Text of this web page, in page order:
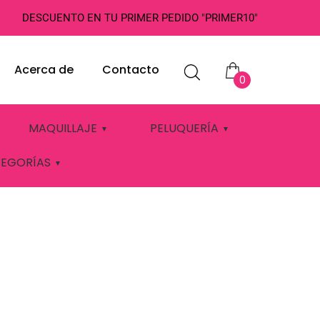
DESCUENTO EN TU PRIMER PEDIDO "PRIMER10"
0
Acerca de Contacto
MAQUILLAJE PELUQUERÍA